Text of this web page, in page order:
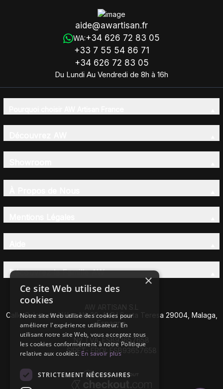
aide@awartisan.fr
WA:+34 626 72 83 05
+33 7 55 54 86 71
+34 626 72 83 05
Du Lundi Au Vendredi de 8h à 16h
Découvrez la Famille AW
AW ARTISAN S.L
Calle Caleta de Vélez Nº 39-41 P.I Santa Teresa 29004, Malaga,
Espagne
Nº TVA: ESB93657658
SIRET- EROI: ESB93657658
×
Ce site Web utilise des
cookies
Notre site Web utilise des cookies pour
améliorer l'expérience utilisateur. En
utilisant notre site Web, vous acceptez tous
les cookies conformément à notre Politique
relative aux cookies.En savoir plus
STRICTEMENT NÉCESSAIRES